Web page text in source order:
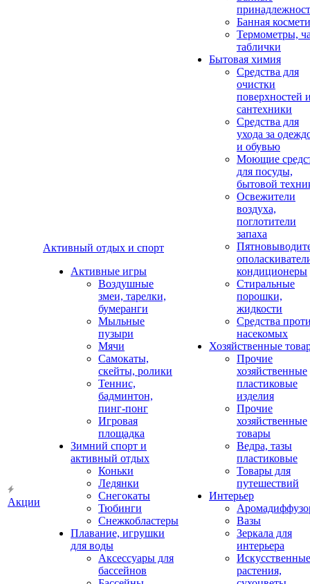
Акции
Активный отдых и спорт
Активные игры
Воздушные
змеи, тарелки,
бумеранги
Мыльные
пузыри
Мячи
Самокаты,
скейты, ролики
Теннис,
бадминтон,
пинг-понг
Игровая
площадка
Зимний спорт и
активный отдых
Коньки
Ледянки
Снегокаты
Тюбинги
Снежкобластеры
Плавание, игрушки
для воды
Аксессуары для
бассейнов
Банная
Термометры,
таблички
Бытовая химия
Средства для
очистки
поверхностей
сантехники
Средства для
ухода за
и обувью
Моющие
для посуды,
бытовой
Освежители
воздуха,
поглотители
запаха
кондиционеры
Стиральные
порошки,
жидкости
Средства
насекомых
Хозяйственные
Прочие
хозяйственные
пластиковые
изделия
Прочие
хозяйственные
товары
Ведра, тазы
пластиковые
Товары для
путешествий
Интерьер
Вазы
Зеркала для
интерьера
Искусственные
растения,